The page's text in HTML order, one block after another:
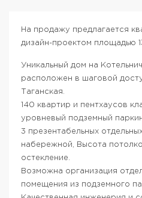
На продажу предлагается
дизайн-проектом площадью
Уникальный дом на
расположен в шаговой
Таганская.
140 квартир и пентхаусов
уровневый подземный
3 презентабельных
набережной, Высота
остекление.
Возможна организация
помещения из подземного